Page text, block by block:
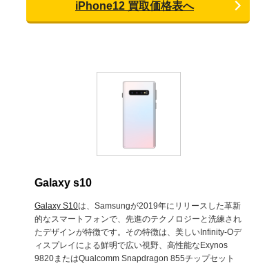
iPhone12 買取価格表へ
Galaxy s10
Galaxy S10は、Samsungが2019年にリリースした革新
的なスマートフォンで、先進のテクノロジーと洗練され
たデザインが特徴です。その特徴は、美しいInfinity-Oデ
ィスプレイによる鮮明で広い視野、高性能なExynos
9820またはQualcomm Snapdragon 855チップセット